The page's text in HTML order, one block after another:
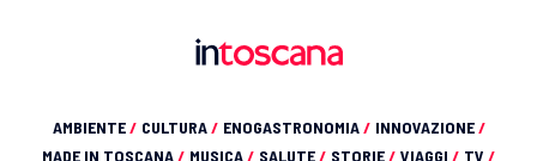
AMBIENTE/ CULTURA/ ENOGASTRONOMIA/ INNOVAZIONE/
MADE IN TOSCANA/ MUSICA/ SALUTE/ STORIE/ VIAGGI / TV /